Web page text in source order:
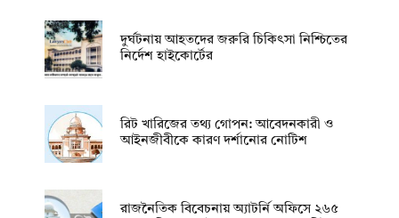
দুর্ঘটনায় আহতদের জরুরি চিকিৎসা নিশ্চিতের
নির্দেশ হাইকোর্টের
রিট খারিজের তথ্য গোপন: আবেদনকারী ও
আইনজীবীকে কারণ দর্শানোর নোটিশ
রাজনৈতিক বিবেচনায় অ‍্যাটর্নি অফিসে ২৬৫